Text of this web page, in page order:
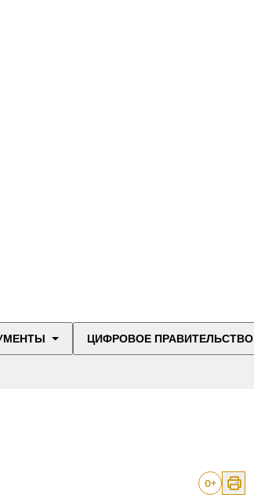
ЦИФРОВОЕ ПРАВИТЕЛЬСТВО
0+